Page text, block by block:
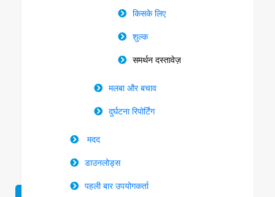
किसके लिए
शुल्क
समर्थन दस्तावेज़
मलबा और बचाव
दुर्घटना रिपोर्टिंग
मदद
डाउनलोड्स
पहली बार उपयोगकर्ता